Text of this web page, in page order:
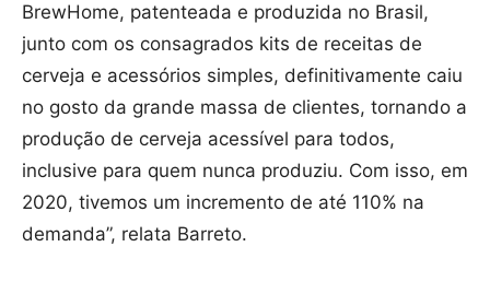
BrewHome, patenteada e produzida no Brasil,
junto com os consagrados kits de receitas de
cerveja e acessórios simples, definitivamente caiu
no gosto da grande massa de clientes, tornando a
produção de cerveja acessível para todos,
inclusive para quem nunca produziu. Com isso, em
2020, tivemos um incremento de até 110% na
demanda”, relata Barreto.